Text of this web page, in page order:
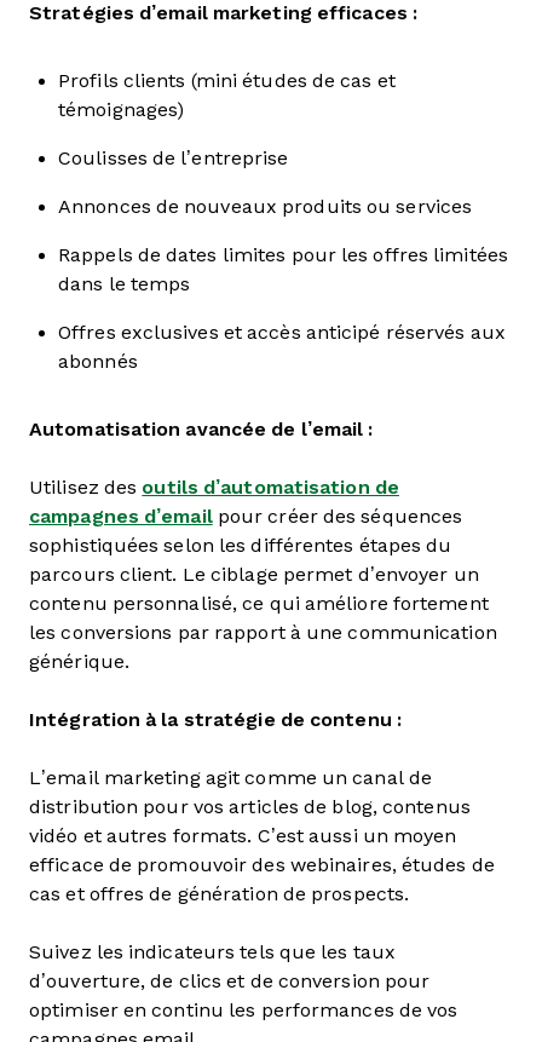
Stratégies d’email marketing efficaces :
Profils clients (mini études de cas et
témoignages)
Coulisses de l’entreprise
Annonces de nouveaux produits ou services
Rappels de dates limites pour les offres limitées
dans le temps
Offres exclusives et accès anticipé réservés aux
abonnés
Automatisation avancée de l’email :
Utilisez des outils d’automatisation de
campagnes d’emailpour créer des séquences
sophistiquées selon les différentes étapes du
parcours client. Le ciblage permet d’envoyer un
contenu personnalisé, ce qui améliore fortement
les conversions par rapport à une communication
générique.
Intégration à la stratégie de contenu :
L’email marketing agit comme un canal de
distribution pour vos articles de blog, contenus
vidéo et autres formats. C’est aussi un moyen
efficace de promouvoir des webinaires, études de
cas et offres de génération de prospects.
Suivez les indicateurs tels que les taux
d’ouverture, de clics et de conversion pour
optimiser en continu les performances de vos